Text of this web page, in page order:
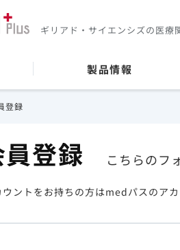
ギリアド・サイエンシズの医療
製品情報
登録
登録 こちらのフ
ントをお持ちの方はmedパスのアカ